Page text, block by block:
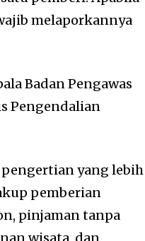
melaporkannya
Badan Pengawas
Pengendalian
yang lebih
pemberian
pinjaman tanpa